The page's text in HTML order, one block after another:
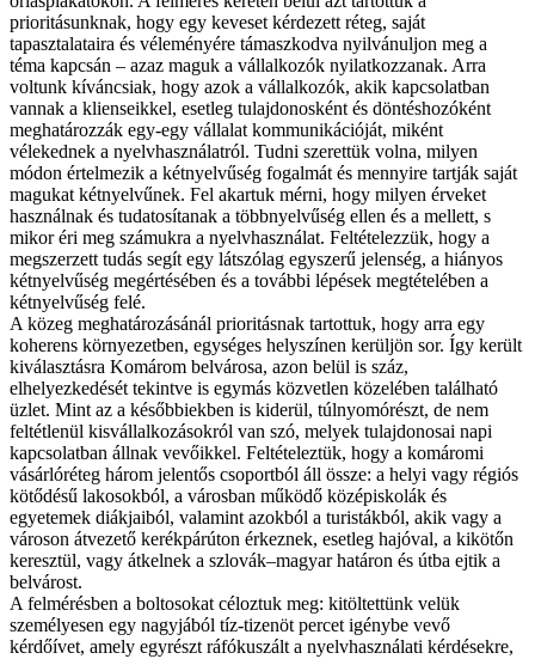
prioritásunknak, hogy egy keveset kérdezett réteg, saját
tapasztalataira és véleményére támaszkodva nyilvánuljon meg a
téma kapcsán – azaz maguk a vállalkozók nyilatkozzanak. Arra
voltunk kíváncsiak, hogy azok a vállalkozók, akik kapcsolatban
vannak a klienseikkel, esetleg tulajdonosként és döntéshozóként
meghatározzák egy-egy vállalat kommunikációját, miként
vélekednek a nyelvhasználatról. Tudni szerettük volna, milyen
módon értelmezik a kétnyelvűség fogalmát és mennyire tartják saját
magukat kétnyelvűnek. Fel akartuk mérni, hogy milyen érveket
használnak és tudatosítanak a többnyelvűség ellen és a mellett, s
mikor éri meg számukra a nyelvhasználat. Feltételezzük, hogy a
megszerzett tudás segít egy látszólag egyszerű jelenség, a hiányos
kétnyelvűség megértésében és a további lépések megtételében a
kétnyelvűség felé.
A közeg meghatározásánál prioritásnak tartottuk, hogy arra egy
koherens környezetben, egységes helyszínen kerüljön sor. Így került
kiválasztásra Komárom belvárosa, azon belül is száz,
elhelyezkedését tekintve is egymás közvetlen közelében található
üzlet. Mint az a későbbiekben is kiderül, túlnyomórészt, de nem
feltétlenül kisvállalkozásokról van szó, melyek tulajdonosai napi
kapcsolatban állnak vevőikkel. Feltételeztük, hogy a komáromi
vásárlóréteg három jelentős csoportból áll össze: a helyi vagy régiós
kötődésű lakosokból, a városban működő középiskolák és
egyetemek diákjaiból, valamint azokból a turistákból, akik vagy a
városon átvezető kerékpárúton érkeznek, esetleg hajóval, a kikötőn
keresztül, vagy átkelnek a szlovák–magyar határon és útba ejtik a
belvárost.
A felmérésben a boltosokat céloztuk meg: kitöltettünk velük
személyesen egy nagyjából tíz-tizenöt percet igénybe vevő
kérdőívet, amely egyrészt ráfókuszált a nyelvhasználati kérdésekre,